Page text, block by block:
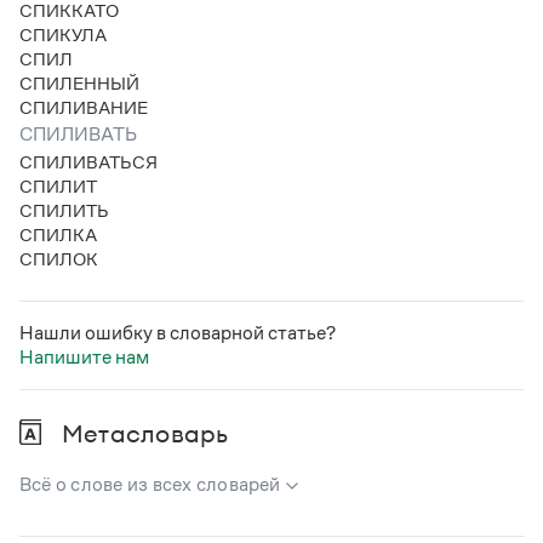
Статьи
Монологи
Интервью
Лекции и подкасты
Рекомендуем
Учебник Грамоты
Правила русского языка: от азов до тонкостей
Скороговорки
Словари
Научпоп
СПИККАТО
СПИКУЛА
СПИЛ
СПИЛЕННЫЙ
СПИЛИВАНИЕ
СПИЛИВАТЬ
СПИЛИВАТЬСЯ
СПИЛИТ
СПИЛИТЬ
СПИЛКА
СПИЛОК
Нашли ошибку в словарной статье?
Напишите нам
Метасловарь
Всё о слове из всех словарей
В метасловаре Грамоты в удобном виде собрана вся